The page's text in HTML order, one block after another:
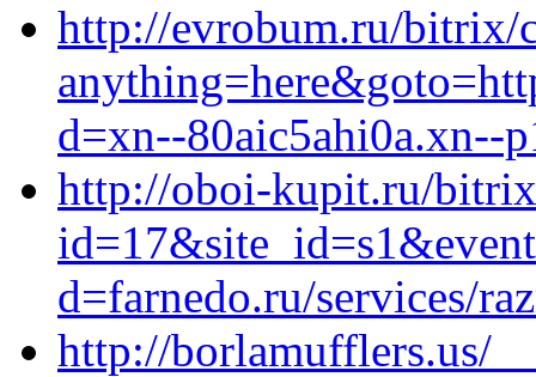
http://evrobum.ru/bitrix/
d=xn--80aic5ahi0a.xn--
http://oboi-kupit.ru/
d=farnedo.ru/services/
http://borlamufflers.us/